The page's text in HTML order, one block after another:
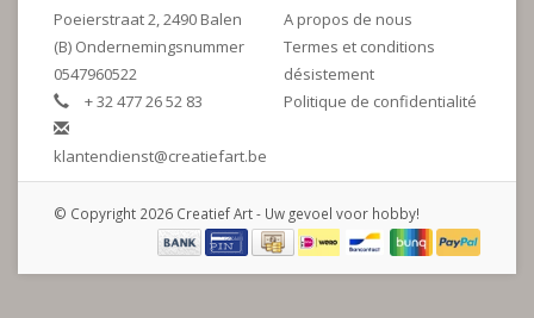
Poeierstraat 2, 2490 Balen
(B) Ondernemingsnummer
0547960522
+ 32 477 26 52 83
klantendienst@creatiefart.be
A propos de nous
Termes et conditions
désistement
Politique de confidentialité
© Copyright 2026 Creatief Art - Uw gevoel voor hobby!